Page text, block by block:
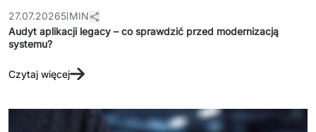
27.07.20265 MIN
Audyt aplikacji legacy – co sprawdzić przed modernizacją
systemu?
Czytaj więcej